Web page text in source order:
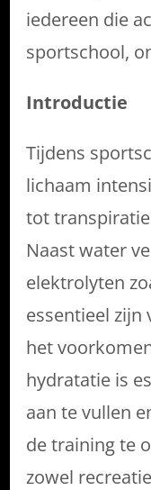
iedereen die
sportschool,
Introductie
Tijdens
lichaam
tot
Naast water
elektrolyten
essentieel zijn
het
hydratatie is
aan te vullen
de training te
zowel